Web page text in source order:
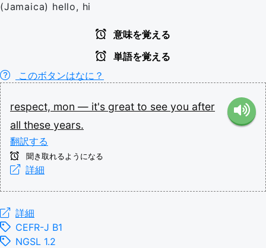
(Jamaica) hello, hi
意味を覚える
単語を覚える
このボタンはなに？
respect, mon — it's great to see you after
all these years.
翻訳する
聞き取れるようになる
詳細
詳細
CEFR-J B1
NGSL 1.2